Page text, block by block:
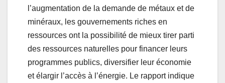
l’augmentation de la demande de métaux et de
minéraux, les gouvernements riches en
ressources ont la possibilité de mieux tirer parti
des ressources naturelles pour financer leurs
programmes publics, diversifier leur économie
et élargir l’accès à l’énergie. Le rapport indique